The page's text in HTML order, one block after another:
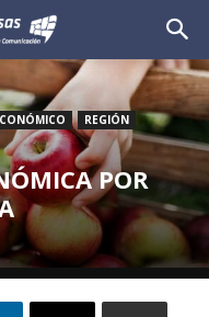
REGIÓN
POR